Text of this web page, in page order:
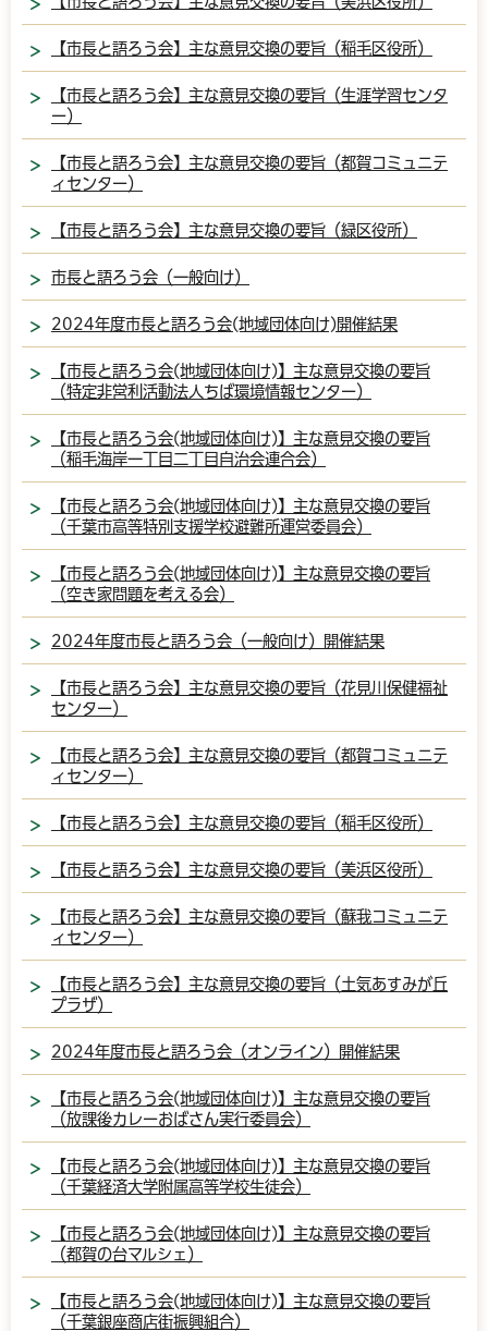
【市長と語ろう会】主な意見交換の要旨（稲毛区役所）
【市長と語ろう会】主な意見交換の要旨（生涯学習センタ
ー）
【市長と語ろう会】主な意見交換の要旨（都賀コミュニテ
ィセンター）
【市長と語ろう会】主な意見交換の要旨（緑区役所）
市長と語ろう会（一般向け）
2024年度市長と語ろう会(地域団体向け)開催結果
【市長と語ろう会(地域団体向け)】主な意見交換の要旨
（特定非営利活動法人ちば環境情報センター）
【市長と語ろう会(地域団体向け)】主な意見交換の要旨
（稲毛海岸一丁目二丁目自治会連合会）
【市長と語ろう会(地域団体向け)】主な意見交換の要旨
（千葉市高等特別支援学校避難所運営委員会）
【市長と語ろう会(地域団体向け)】主な意見交換の要旨
（空き家問題を考える会）
2024年度市長と語ろう会（一般向け）開催結果
【市長と語ろう会】主な意見交換の要旨（花見川保健福祉
センター）
【市長と語ろう会】主な意見交換の要旨（都賀コミュニテ
ィセンター）
【市長と語ろう会】主な意見交換の要旨（稲毛区役所）
【市長と語ろう会】主な意見交換の要旨（美浜区役所）
【市長と語ろう会】主な意見交換の要旨（蘇我コミュニテ
ィセンター）
【市長と語ろう会】主な意見交換の要旨（土気あすみが丘
プラザ）
2024年度市長と語ろう会（オンライン）開催結果
【市長と語ろう会(地域団体向け)】主な意見交換の要旨
（放課後カレーおばさん実行委員会）
【市長と語ろう会(地域団体向け)】主な意見交換の要旨
（千葉経済大学附属高等学校生徒会）
【市長と語ろう会(地域団体向け)】主な意見交換の要旨
（都賀の台マルシェ）
【市長と語ろう会(地域団体向け)】主な意見交換の要旨
（千葉銀座商店街振興組合）